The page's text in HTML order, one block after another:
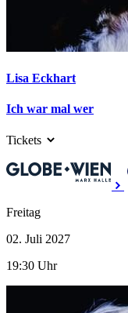
Lisa Eckhart
Ich war mal wer
Tickets
Freitag
02. Juli 2027
19:30 Uhr